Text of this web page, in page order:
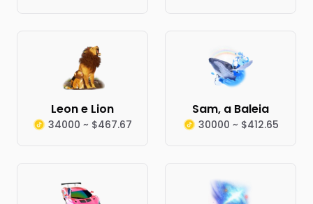
Leon e Lion
34000 ~ $467.67
Sam, a Baleia
30000 ~ $412.65